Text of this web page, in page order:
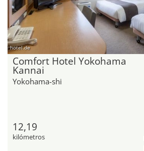
hotel.de
Comfort Hotel Yokohama
Kannai
Yokohama-shi
12,19
kilómetros